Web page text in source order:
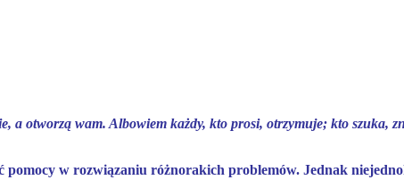
a otworzą wam. Albowiem każdy, kto prosi, otrzymuje; kto szuka,
w rozwiązaniu różnorakich problemów. Jednak